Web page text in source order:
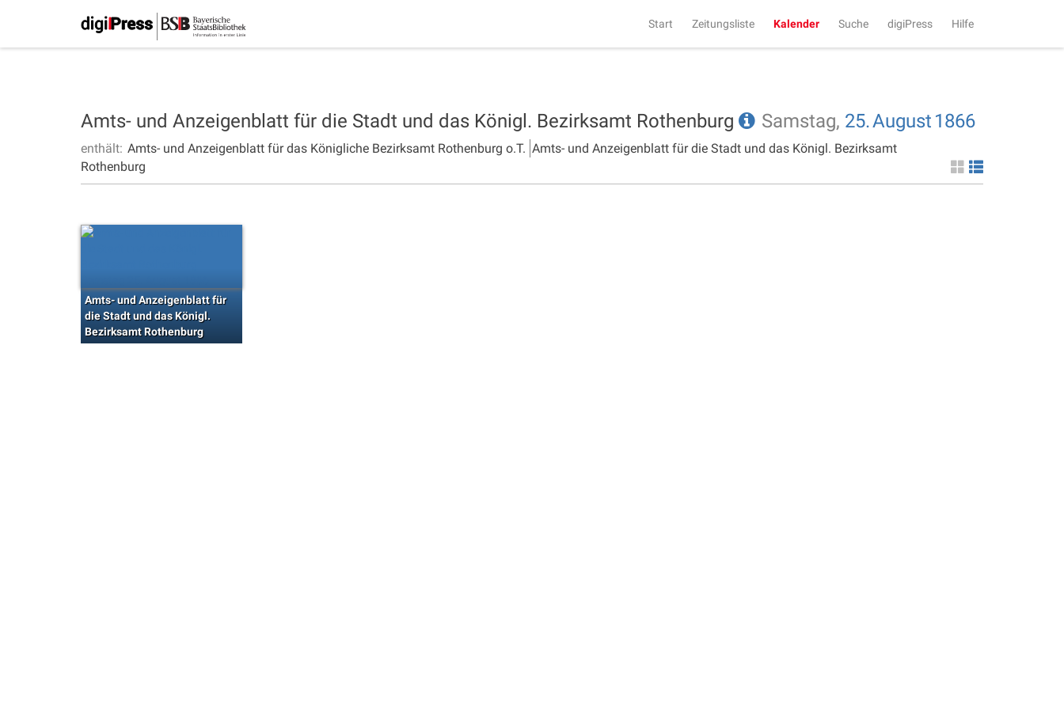
Start Zeitungsliste Kalender Suche digiPress Hilfe
Amts- und Anzeigenblatt für die Stadt und das Königl. Bezirksamt Rothenburg Samstag, 25.August 1866
enthält: Amts- und Anzeigenblatt für das Königliche Bezirksamt Rothenburg o.T. Amts- und Anzeigenblatt für die Stadt und das Königl. Bezirksamt
Rothenburg
Amts- und Anzeigenblatt für
die Stadt und das Königl.
Bezirksamt Rothenburg